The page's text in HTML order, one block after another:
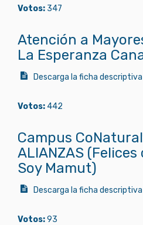
Votos: 347
Atención a
La Esperanza
Descarga la ficha
Votos:442
Campus
ALIANZAS
Soy Mamut)
Descarga la ficha
Votos:93